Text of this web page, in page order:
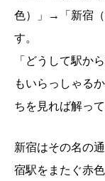
色）」→「新宿（
す。
「どうして駅か
もいらっしゃる
ちを見れば解って
新宿はその名の
宿駅をまたぐ赤